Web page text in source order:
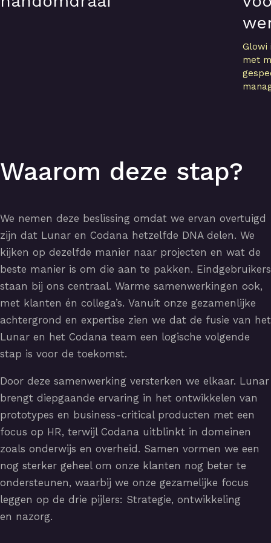
Glowi
met
Waarom deze stap?
We nemen deze beslissing omdat we ervan overtuigd
zijn dat Lunar en Codana hetzelfde DNA delen. We
kijken op dezelfde manier naar projecten en wat de
beste manier is om die aan te pakken. Eindgebruikers
staan bij ons centraal. Warme samenwerkingen ook,
met klanten én collega’s. Vanuit onze gezamenlijke
achtergrond en expertise zien we dat de fusie van het
Lunar en het Codana team een logische volgende
stap is voor de toekomst.
Door deze samenwerking versterken we elkaar. Lunar
brengt diepgaande ervaring in het ontwikkelen van
prototypes en business-critical producten met een
focus op HR, terwijl Codana uitblinkt in domeinen
zoals onderwijs en overheid. Samen vormen we een
nog sterker geheel om onze klanten nog beter te
ondersteunen, waarbij we onze gezamelijke focus
leggen op de drie pijlers: Strategie, ontwikkeling
en nazorg.